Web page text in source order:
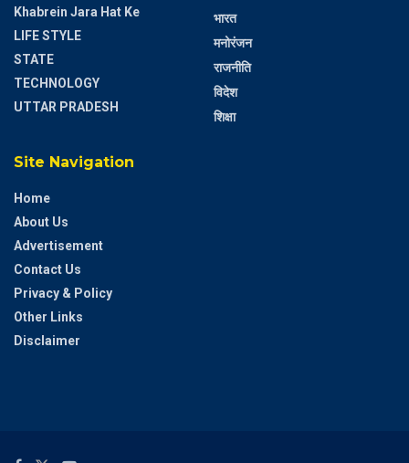
Khabrein Jara Hat Ke
LIFE STYLE
STATE
TECHNOLOGY
UTTAR PRADESH
भारत
मनोरंजन
राजनीति
विदेश
शिक्षा
Site Navigation
Home
About Us
Advertisement
Contact Us
Privacy & Policy
Other Links
Disclaimer